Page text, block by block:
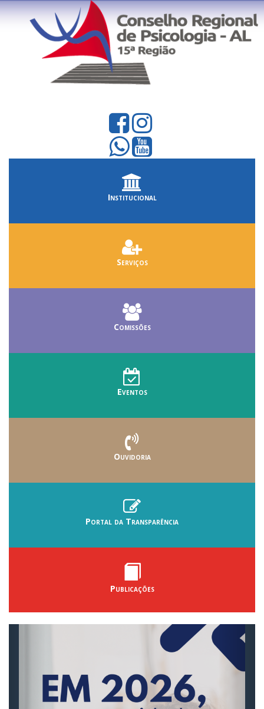
Institucional
Serviços
Comissões
Eventos
Ouvidoria
Portal da Transparência
Publicações